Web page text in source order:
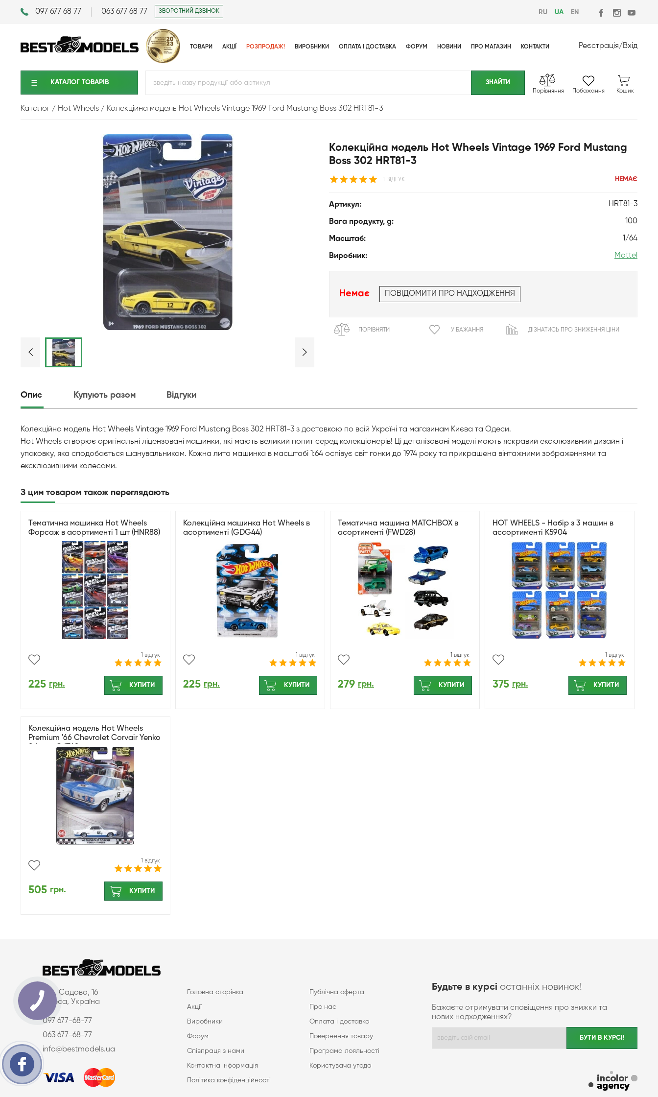
097 677 68 77 063 677 68 77 ЗВОРОТНИЙ ДЗВІНОК RU UA EN
ТОВАРИ АКЦІЇ РОЗПРОДАЖ! ВИРОБНИКИ ОПЛАТА І ДОСТАВКА ФОРУМ НОВИНИ ПРО МАГАЗИН КОНТАКТИ Реєстрація/Вхід
КАТАЛОГ ТОВАРIВ
Порівняння Побажання Кошик
Каталог Hot Wheels Колекційна модель Hot Wheels Vintage 1969 Ford Mustang Boss 302 HRT81-3
Колекційна модель Hot Wheels Vintage 1969 Ford Mustang
Boss 302 HRT81-3
1 ВІДГУК НЕМАЄ
Артикул: HRT81-3
Вага продукту, g: 100
Масштаб: 1/64
Виробник: Mattel
Немає ПОВІДОМИТИ ПРО НАДХОДЖЕННЯ
ПОРІВНЯТИ У БАЖАННЯ ДІЗНАТИСЬ ПРО ЗНИЖЕННЯ ЦІНИ
Опис Купують разом Відгуки
Колекційна модель Hot Wheels Vintage 1969 Ford Mustang Boss 302 HRT81-3 з доставкою по всій Україні та магазинам Києва та Одеси.
Hot Wheels створює оригінальні ліцензовані машинки, які мають великий попит серед колекціонерів! Ці деталізовані моделі мають яскравий ексклюзивний дизайн і
упаковку, яка сподобається шанувальникам. Кожна лита машинка в масштабі 1:64 оспівує світ гонки до 1974 року та прикрашена вінтажними зображеннями та
ексклюзивними колесами.
З цим товаром також переглядають
Тематична машинка Hot Wheels
Форсаж в асортименті 1 шт (HNR88)
1 відгук
225 грн. КУПИТИ
Колекційна машинка Hot Wheels в
асортименті (GDG44)
1 відгук
225 грн. КУПИТИ
Тематична машина MATCHBOX в
асортименті (FWD28)
1 відгук
279 грн. КУПИТИ
HOT WHEELS - Набір з 3 машин в
ассортименті K5904
1 відгук
375 грн. КУПИТИ
Колекційна модель Hot Wheels
Premium '66 Chevrolet Corvair Yenko
Stinger GJT68
1 відгук
505 грн. КУПИТИ
вул. Садова, 16
Одеса, Україна
097 677-68-77
063 677-68-77
info@bestmodels.ua
Головна сторінка Публічна оферта
Акції Про нас
Виробники Оплата і доставка
Форум Повернення товару
Співпраця з нами Програма лояльності
Контактна інформація Користувача угода
Політика конфіденційності
Будьте в курсі останніх новинок!
Бажаєте отримувати сповіщення про знижки та
нових надходженнях?